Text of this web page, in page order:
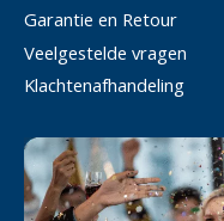
Garantie en Retour
Veelgestelde vragen
Klachtenafhandeling